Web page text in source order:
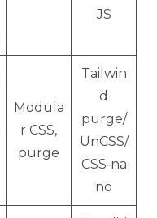
JS
Modula
r CSS,
purge
Tailwin
d
purge/
UnCSS/
CSS‑na
no